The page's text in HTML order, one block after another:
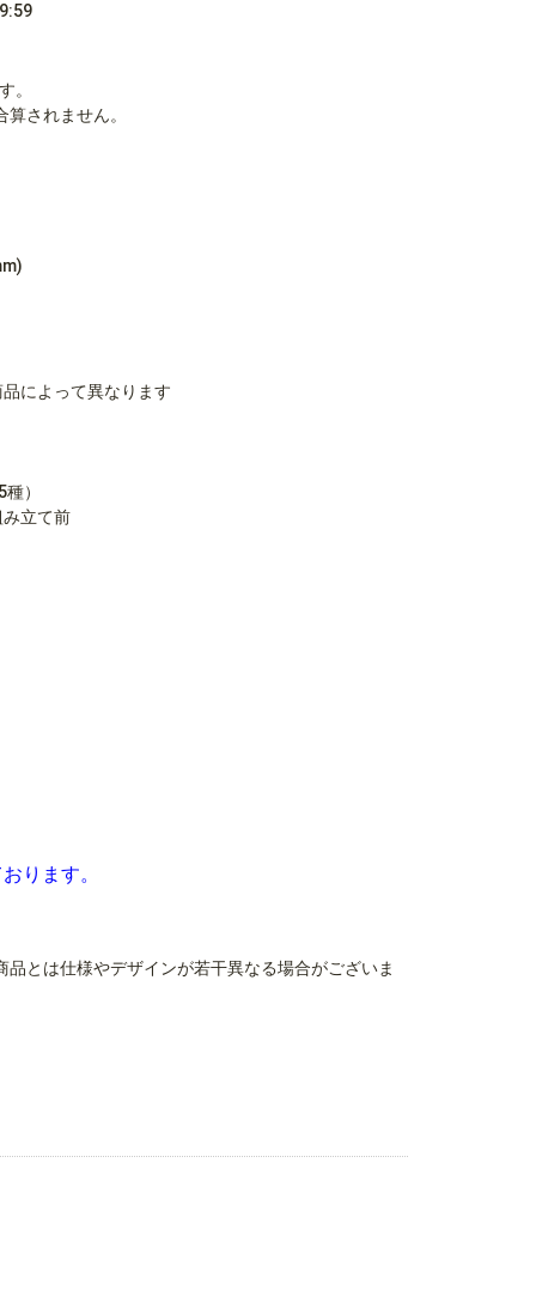
。
されません。
によって異なります
）
立て前
ります。
とは仕様やデザインが若干異なる場合がございま